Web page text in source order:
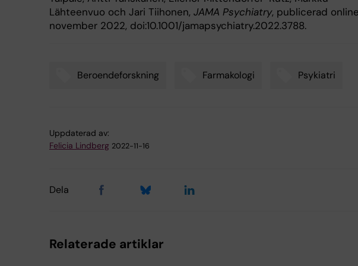
Lähteenvuo och Jari Tiihonen, JAMA Psychiatry, publicerad
november 2022, doi:10.1001/jamapsychiatry.2022.3788.
Beroendeforskning Farmakologi Psykiatri
Uppdaterad av:
Felicia Lindberg 2022-11-16
Dela
Relaterade artiklar